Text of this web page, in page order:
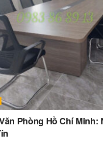
Phòng Hồ Chí Minh: